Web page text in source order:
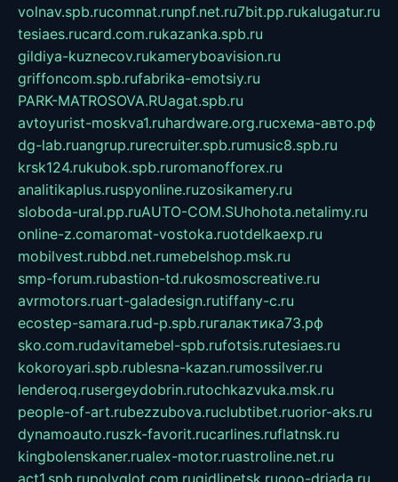
volnav.spb.rucomnat.runpf.net.ru7bit.pp.rukalugatur.ru
tesiaes.rucard.com.rukazanka.spb.ru
gildiya-kuznecov.rukameryboavision.ru
griffoncom.spb.rufabrika-emotsiy.ru
PARK-MATROSOVA.RUagat.spb.ru
avtoyurist-moskva1.ruhardware.org.ruсхема-авто.рф
dg-lab.ruangrup.rurecruiter.spb.rumusic8.spb.ru
krsk124.rukubok.spb.ruromanofforex.ru
analitikaplus.ruspyonline.ruzosikamery.ru
sloboda-ural.pp.ruAUTO-COM.SUhohota.netalimy.ru
online-z.comaromat-vostoka.ruotdelkaexp.ru
mobilvest.rubbd.net.rumebelshop.msk.ru
smp-forum.rubastion-td.rukosmoscreative.ru
avrmotors.ruart-galadesign.rutiffany-c.ru
ecostep-samara.rud-p.spb.ruгалактика73.рф
sko.com.rudavitamebel-spb.rufotsis.rutesiaes.ru
kokoroyari.spb.rublesna-kazan.rumossilver.ru
lenderoq.rusergeydobrin.rutochkazvuka.msk.ru
people-of-art.rubezzubova.ruclubtibet.ruorior-aks.ru
dynamoauto.ruszk-favorit.rucarlines.ruflatnsk.ru
kingbolenskaner.rualex-motor.ruastroline.net.ru
act1.spb.rupolyglot.com.rugidlipetsk.ruooo-driada.ru